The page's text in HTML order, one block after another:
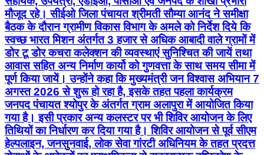
मौजूद रहे। सीईओ जिला पंचायत श्रीमती सौम्या आनंद ने समीक्षा
बैठक के दौरान ग्रामीण विकास विभाग के अमले को निर्देश दिये कि
स्वच्छ भारत मिशन अंतर्गत 3 हजार से अधिक आबादी वाले ग्रामों में
डोर टू डोर कचरा कलेक्शन की व्यवस्थाएं सुनिश्चित की जायें तथा
आवास सहित अन्य निर्माण कार्यो को गुणवत्ता के साथ समय सीमा में
पूर्ण किया जायें। उन्होंने कहा कि मुख्यमंत्री जन विश्वास अभियान 7
अगस्त 2026 से शुरू हो रहा है, इसके तहत पहला कार्यक्रम
जनपद पंचायत श्योपुर के अंतर्गत ग्राम अलापुरा में आयोजित किया
गया है। इसी प्रकार अन्य कलस्टर पर भी शिविर आयोजन के लिए
तिथियों का निर्धारण कर दिया गया है। शिविर आयोजन से पूर्व सीएम
हेल्पलाइन, जनसुनवाई, लोक सेवा गांरटी अधिनियम के तहत प्रदत्त